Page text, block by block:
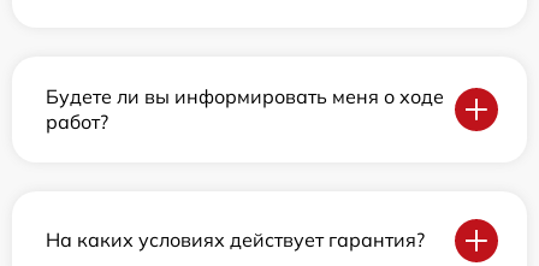
Будете ли вы информировать меня о ходе
работ?
На каких условиях действует гарантия?